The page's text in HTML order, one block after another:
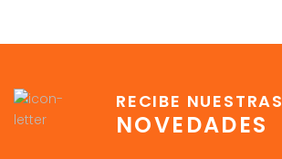
RECIBE NUESTRAS
NOVEDADES